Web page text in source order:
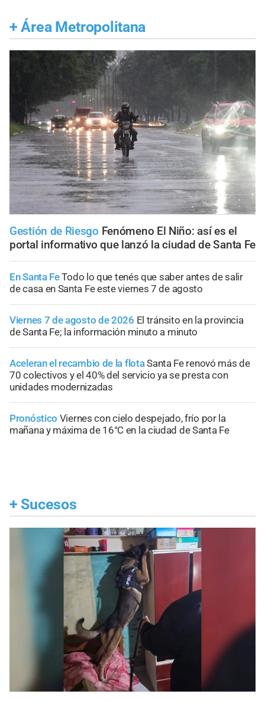
+ Área Metropolitana
Gestión de Riesgo Fenómeno El Niño: así es el
portal informativo que lanzó la ciudad de Santa Fe
En Santa FeTodo lo que tenés que saber antes de salir
de casa en Santa Fe este viernes 7 de agosto
Viernes 7 de agosto de 2026 El tránsito en la provincia
de Santa Fe; la información minuto a minuto
Aceleran el recambio de la flotaSanta Fe renovó más de
70 colectivos y el 40% del servicio ya se presta con
unidades modernizadas
Pronóstico Viernes con cielo despejado, frío por la
mañana y máxima de 16°C en la ciudad de Santa Fe
+ Sucesos